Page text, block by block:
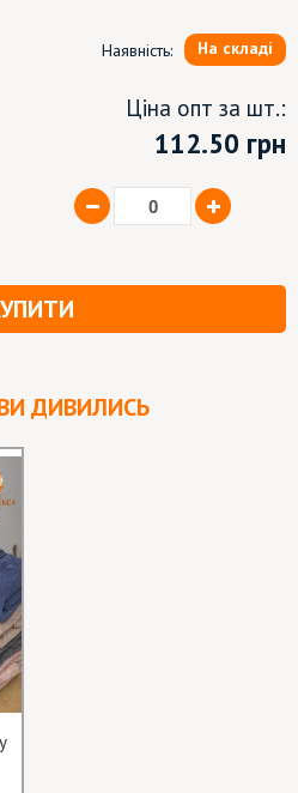
Наявність: На складі
Ціна опт за шт.:
112.50 грн
ДИВИЛИСЬ